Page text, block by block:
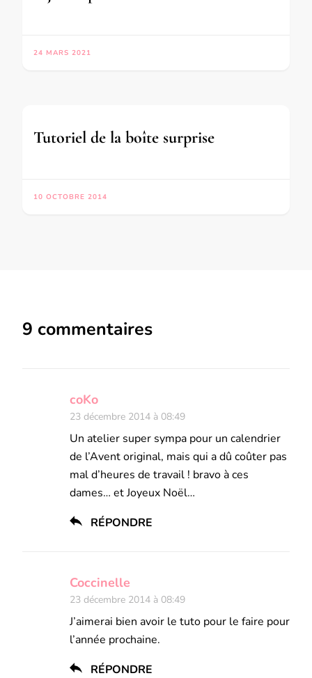
24 MARS 2021
Tutoriel de la boîte surprise
10 OCTOBRE 2014
9 commentaires
coKo
23 décembre 2014 à 08:49
Un atelier super sympa pour un calendrier
de l’Avent original, mais qui a dû coûter pas
mal d’heures de travail ! bravo à ces
dames… et Joyeux Noël…
RÉPONDRE
Coccinelle
23 décembre 2014 à 08:49
J’aimerai bien avoir le tuto pour le faire pour
l’année prochaine.
RÉPONDRE